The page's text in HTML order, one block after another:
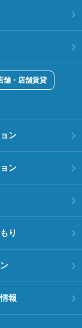
舗・店舗賃貸
ン
ン
り
報